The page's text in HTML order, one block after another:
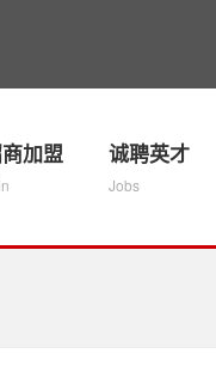
加盟 诚聘英才
Jobs